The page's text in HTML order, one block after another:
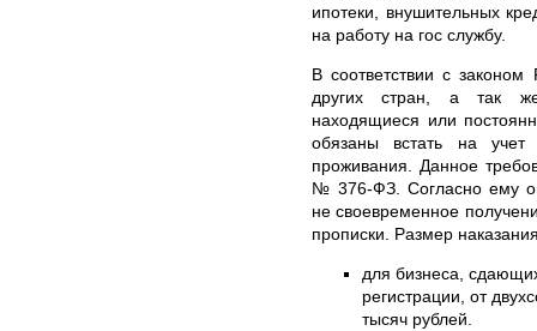
ипотеки, внушительных
на работу на гос службу.
В соответствии с
других стран, а так
находящиеся или
обязаны встать на
проживания. Данное
№ 376-ФЗ. Согласно ему
не своевременное
прописки. Размер
для бизнеса,
регистрации, от
тысяч рублей.